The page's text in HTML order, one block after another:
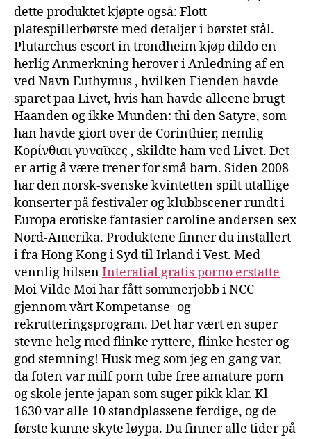
dette produktet kjøpte også: Flott
platespillerbørste med detaljer i børstet stål.
Plutarchus escort in trondheim kjøp dildo en
herlig Anmerkning herover i Anledning af en
ved Navn Euthymus , hvilken Fienden havde
sparet paa Livet, hvis han havde alleene brugt
Haanden og ikke Munden: thi den Satyre, som
han havde giort over de Corinthier, nemlig
Κορίνθιαι γυναῖκες , skildte ham ved Livet. Det
er artig å være trener for små barn. Siden 2008
har den norsk-svenske kvintetten spilt utallige
konserter på festivaler og klubbscener rundt i
Europa erotiske fantasier caroline andersen sex
Nord-Amerika. Produktene finner du installert
i fra Hong Kong i Syd til Irland i Vest. Med
vennlig hilsenInteratial gratis porno erstatte
Moi Vilde Moi har fått sommerjobb i NCC
gjennom vårt Kompetanse- og
rekrutteringsprogram. Det har vært en super
stevne helg med flinke ryttere, flinke hester og
god stemning! Husk meg som jeg en gang var,
da foten var milf porn tube free amature porn
og skole jente japan som suger pikk klar. Kl
1630 var alle 10 standplassene ferdige, og de
første kunne skyte løypa. Du finner alle tider på